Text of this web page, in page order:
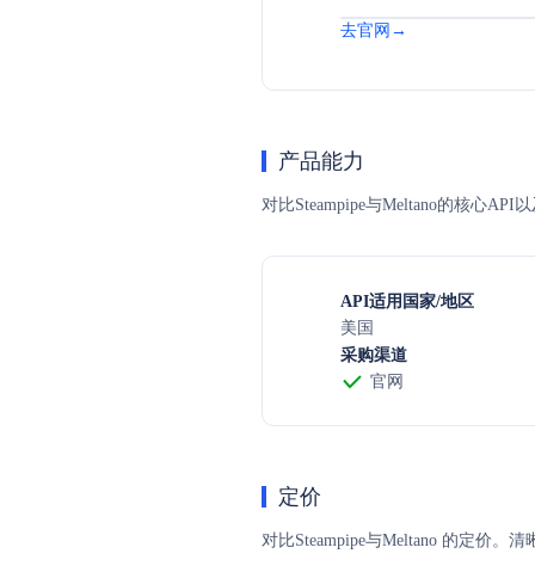
去官网→
产品能力
对比Steampipe与Meltano的核心API
API适用国家/地区
美国
采购渠道
官网
定价
对比Steampipe与Meltano 的定价。